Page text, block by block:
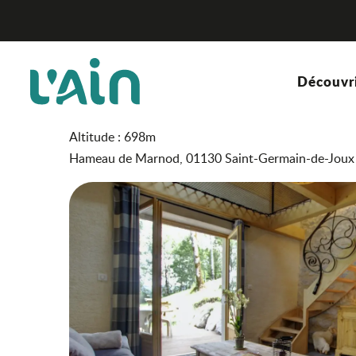
principal
La petite maison de
MEUBLÉ ET GÎTE
Altitude : 698m
Hameau de Marnod, 01130 Saint-Germain-de-Joux